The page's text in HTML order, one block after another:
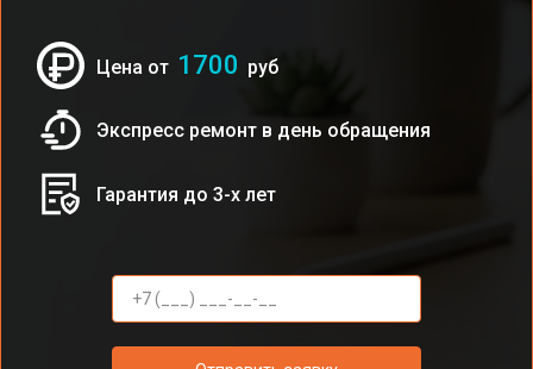
Цена от 1700 руб
Экспресс ремонт в день обращения
Гарантия до 3-х лет